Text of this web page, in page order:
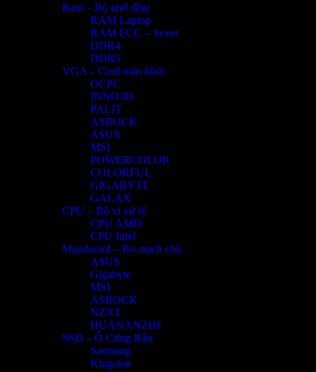
Ram – Bộ nhớ đệm
RAM Laptop
RAM ECC – Sever
DDR4
DDR5
VGA – Card màn hình
OCPC
INNO3D
PALIT
ASROCK
ASUS
MSI
POWERCOLOR
COLORFUL
GIGABYTE
GALAX
CPU – Bộ vi xử lý
CPU AMD
CPU Intel
Mainboard – Bo mạch chủ
ASUS
Gigabyte
MSI
ASROCK
NZXT
HUANANZHI
SSD – Ổ Cứng Rắn
Samsung
Kingston